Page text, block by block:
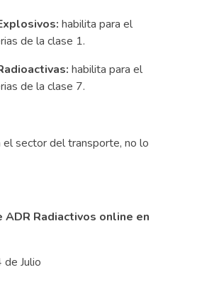
habilita para el
de la clase 1.
habilita para el
de la clase 7.
el sector del transporte, no lo
ADR Radiactivos online en
de Julio